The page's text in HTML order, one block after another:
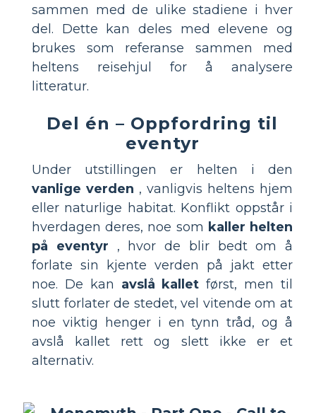
sammen med de ulike stadiene i hver
del. Dette kan deles med elevene og
brukes som referanse sammen med
heltens reisehjul for å analysere
litteratur.
Del én – Oppfordring til
eventyr
Under utstillingen er helten i den
vanlige verden , vanligvis heltens hjem
eller naturlige habitat. Konflikt oppstår i
hverdagen deres, noe som kaller helten
på eventyr , hvor de blir bedt om å
forlate sin kjente verden på jakt etter
noe. De kan avslå kallet først, men til
slutt forlater de stedet, vel vitende om at
noe viktig henger i en tynn tråd, og å
avslå kallet rett og slett ikke er et
alternativ.